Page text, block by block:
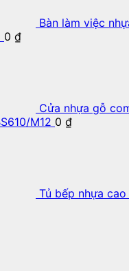
Bàn làm việc
0 ₫
Cửa nhựa gỗ
M12 0 ₫
Tủ bếp nhựa